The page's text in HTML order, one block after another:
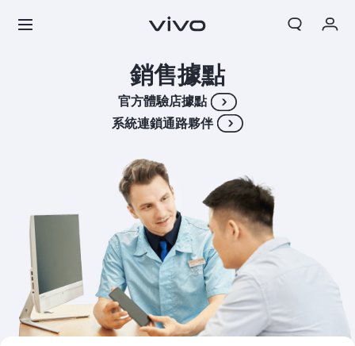
銷售據點
官方體驗店據點
系統連鎖通路夥伴